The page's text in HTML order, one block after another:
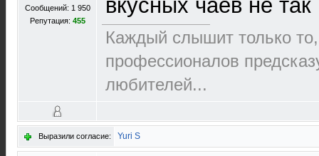
Сообщений: 1 950
Репутация: 455
вкусных чаев не
Каждый слышит только
пpофеccионалов
любителей...
Выразили согласие: Yuri S